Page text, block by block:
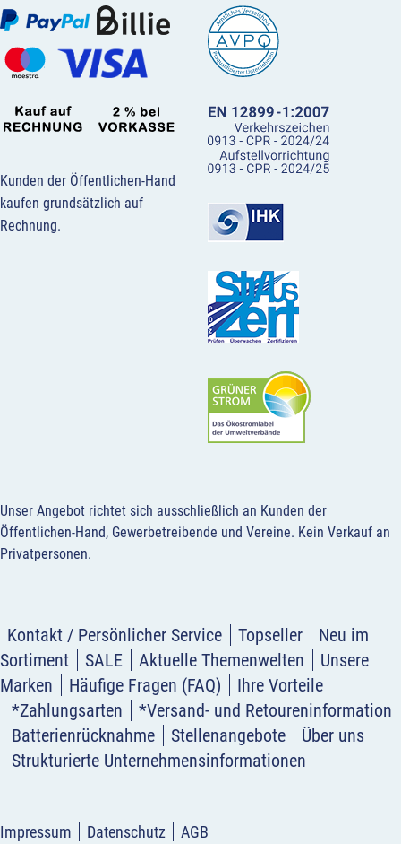
Kunden der Öffentlichen-Hand
kaufen grundsätzlich auf
Rechnung.
Unser Angebot richtet sich ausschließlich an Kunden der
Öffentlichen-Hand, Gewerbetreibende und Vereine. Kein Verkauf an
Privatpersonen.
Kontakt / Persönlicher Service Topseller
Neu im
Sortiment
SALE Aktuelle Themenwelten
Unsere
Marken
Häufige Fragen (FAQ)
Ihre Vorteile
*Zahlungsarten
*Versand- und Retoureninformation
Batterienrücknahme
Stellenangebote
Über uns
Strukturierte Unternehmensinformationen
Impressum Datenschutz AGB